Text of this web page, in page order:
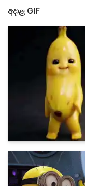
අදාළ GIF